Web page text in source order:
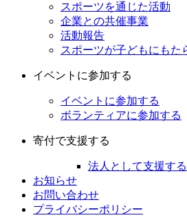
スポーツを通じた活動
企業との共催事業
活動報告
スポーツが子どもにもた
イベントに参加する
イベントに参加する
ボランティアに参加する
寄付で支援する
法人として支援する
お知らせ
お問い合わせ
プライバシーポリシー